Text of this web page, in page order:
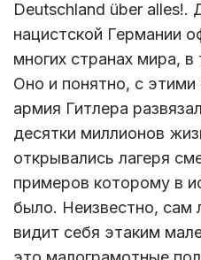
Deutschland über alles!.
нацистской Германии
многих странах мира,
Оно и понятно, с этими
армия Гитлера
десятки миллионов
открывались лагеря
примеров которому в
было. Неизвестно, сам
видит себя этаким